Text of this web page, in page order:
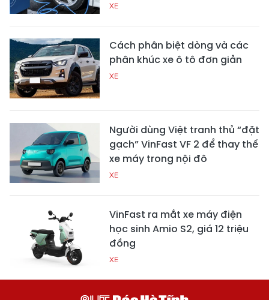
XE
Cách phân biệt dòng và các
phân khúc xe ô tô đơn giản
XE
Người dùng Việt tranh thủ “đặt
gạch” VinFast VF 2 để thay thế
xe máy trong nội đô
XE
VinFast ra mắt xe máy điện
học sinh Amio S2, giá 12 triệu
đồng
XE